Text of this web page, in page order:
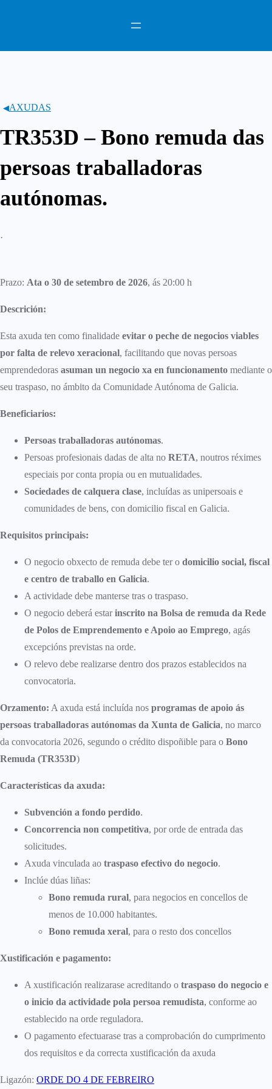
AXUDAS
TR353D – Bono remuda das
persoas traballadoras
autónomas.
·
Prazo: Ata o 30 de setembro de 2026, ás 20:00 h
Descrición:
Esta axuda ten como finalidade evitar o peche de negocios viables
por falta de relevo xeracional, facilitando que novas persoas
emprendedoras asuman un negocio xa en funcionamento mediante o
seu traspaso, no ámbito da Comunidade Autónoma de Galicia.
Beneficiarios:
Persoas traballadoras autónomas.
Persoas profesionais dadas de alta no RETA, noutros réximes
especiais por conta propia ou en mutualidades.
Sociedades de calquera clase, incluídas as unipersoais e
comunidades de bens, con domicilio fiscal en Galicia.
Requisitos principais:
O negocio obxecto de remuda debe ter o domicilio social, fiscal
e centro de traballo en Galicia.
A actividade debe manterse tras o traspaso.
O negocio deberá estarinscrito na Bolsa de remuda da Rede
de Polos de Emprendemento e Apoio ao Emprego, agás
excepcións previstas na orde.
O relevo debe realizarse dentro dos prazos establecidos na
convocatoria.
Orzamento: A axuda está incluída nos programas de apoio ás
persoas traballadoras autónomas da Xunta de Galicia, no marco
da convocatoria 2026, segundo o crédito dispoñible para o Bono
Remuda (TR353D)
Características da axuda:
Subvención a fondo perdido.
Concorrencia non competitiva, por orde de entrada das
solicitudes.
Axuda vinculada ao traspaso efectivo do negocio.
Inclúe dúas liñas:
Bono remuda rural, para negocios en concellos de
menos de 10.000 habitantes.
Bono remuda xeral, para o resto dos concellos
Xustificación e pagamento:
A xustificación realizarase acreditando o traspaso do negocio e
o inicio da actividade pola persoa remudista, conforme ao
establecido na orde reguladora.
O pagamento efectuarase tras a comprobación do cumprimento
dos requisitos e da correcta xustificación da axuda
Ligazón: ORDE DO 4 DE FEBREIRO